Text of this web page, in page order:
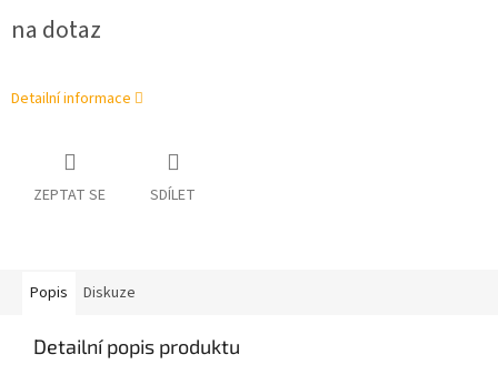
cena:
na dotaz
Detailní informace
ZEPTAT SE SDÍLET
Popis Diskuze
Detailní popis produktu